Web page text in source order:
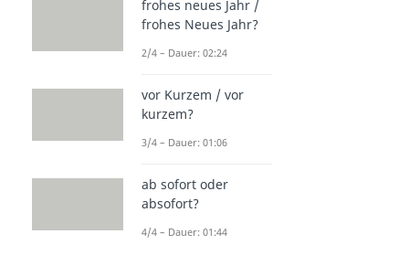
frohes neues Jahr /
frohes Neues Jahr?
2/4 – Dauer: 02:24
vor Kurzem / vor
kurzem?
3/4 – Dauer: 01:06
ab sofort oder
absofort?
4/4 – Dauer: 01:44